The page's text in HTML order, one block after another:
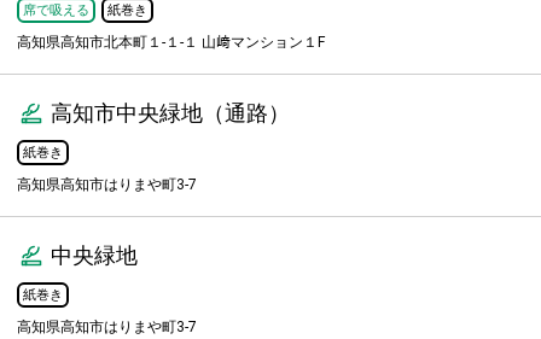
席で吸える 紙巻き
高知県高知市北本町１-１-１ 山﨑マンション１F
高知市中央緑地（通路）
紙巻き
高知県高知市はりまや町3-7
中央緑地
紙巻き
高知県高知市はりまや町3-7